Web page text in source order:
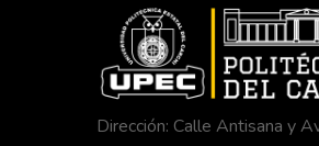
Dirección: Calle Antisana y